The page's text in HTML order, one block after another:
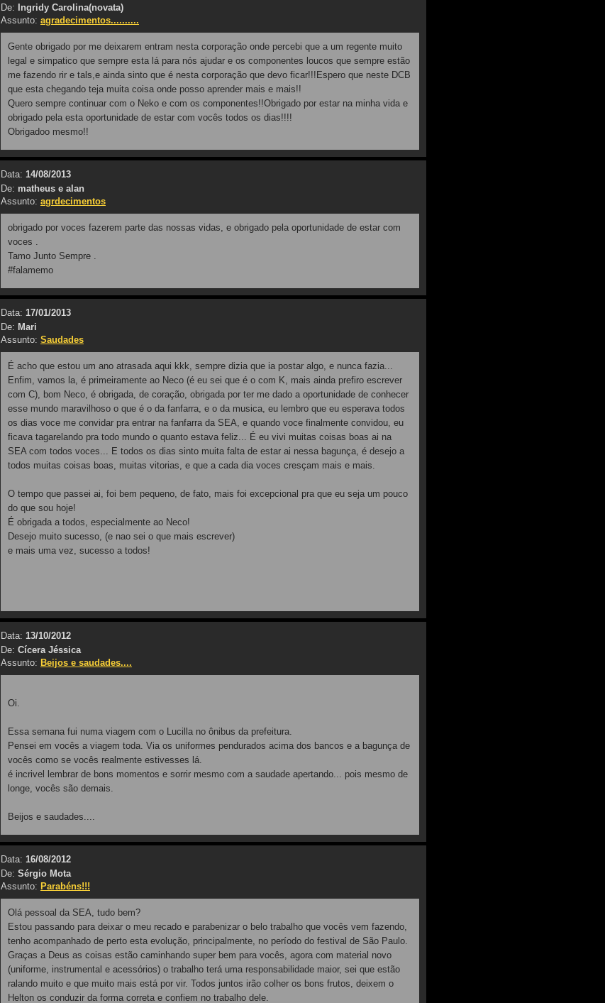
De:
Ingridy Carolina(novata)
Assunto: agradecimentos..........
Gente obrigado por me deixarem entram nesta corporação onde percebi que a um regente muito
legal e simpatico que sempre esta lá para nós ajudar e os componentes loucos que sempre estão
me fazendo rir e tals,e ainda sinto que é nesta corporação que devo ficar!!!Espero que neste DCB
que esta chegando teja muita coisa onde posso aprender mais e mais!!
Quero sempre continuar com o Neko e com os componentes!!Obrigado por estar na minha vida e
obrigado pela esta oportunidade de estar com vocês todos os dias!!!!
Obrigadoo mesmo!!
Data: 14/08/2013
De: matheus e alan
Assunto: agrdecimentos
obrigado por voces fazerem parte das nossas vidas, e obrigado pela oportunidade de estar com
voces .
Tamo Junto Sempre .
#falamemo
Data: 17/01/2013
De: Mari
Assunto: Saudades
É acho que estou um ano atrasada aqui kkk, sempre dizia que ia postar algo, e nunca fazia...
Enfim, vamos la, é primeiramente ao Neco (é eu sei que é o com K, mais ainda prefiro escrever
com C), bom Neco, é obrigada, de coração, obrigada por ter me dado a oportunidade de conhecer
esse mundo maravilhoso o que é o da fanfarra, e o da musica, eu lembro que eu esperava todos
os dias voce me convidar pra entrar na fanfarra da SEA, e quando voce finalmente convidou, eu
ficava tagarelando pra todo mundo o quanto estava feliz... É eu vivi muitas coisas boas ai na
SEA com todos voces... E todos os dias sinto muita falta de estar ai nessa bagunça, é desejo a
todos muitas coisas boas, muitas vitorias, e que a cada dia voces cresçam mais e mais.
O tempo que passei ai, foi bem pequeno, de fato, mais foi excepcional pra que eu seja um pouco
do que sou hoje!
É obrigada a todos, especialmente ao Neco!
Desejo muito sucesso, (e nao sei o que mais escrever)
e mais uma vez, sucesso a todos!
Data: 13/10/2012
De: Cícera Jéssica
Assunto: Beijos e saudades....
Oi.
Essa semana fui numa viagem com o Lucilla no ônibus da prefeitura.
Pensei em vocês a viagem toda. Via os uniformes pendurados acima dos bancos e a bagunça de
vocês como se vocês realmente estivesses lá.
é incrivel lembrar de bons momentos e sorrir mesmo com a saudade apertando... pois mesmo de
longe, vocês são demais.
Beijos e saudades....
Data: 16/08/2012
De: Sérgio Mota
Assunto: Parabéns!!!
Olá pessoal da SEA, tudo bem?
Estou passando para deixar o meu recado e parabenizar o belo trabalho que vocês vem fazendo,
tenho acompanhado de perto esta evolução, principalmente, no período do festival de São Paulo.
Graças a Deus as coisas estão caminhando super bem para vocês, agora com material novo
(uniforme, instrumental e acessórios) o trabalho terá uma responsabilidade maior, sei que estão
ralando muito e que muito mais está por vir. Todos juntos irão colher os bons frutos, deixem o
Helton os conduzir da forma correta e confiem no trabalho dele.